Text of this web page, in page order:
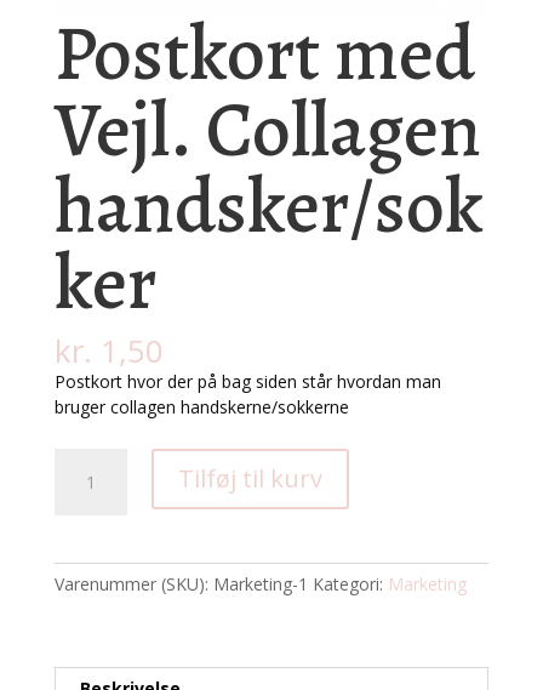
Postkort med
Vejl. Collagen
handsker/sok
ker
kr. 1,50
Postkort hvor der på bag siden står hvordan man
bruger collagen handskerne/sokkerne
med
handsker/sokker
antal
Tilføj til kurv
Varenummer (SKU): Marketing-1 Kategori: Marketing